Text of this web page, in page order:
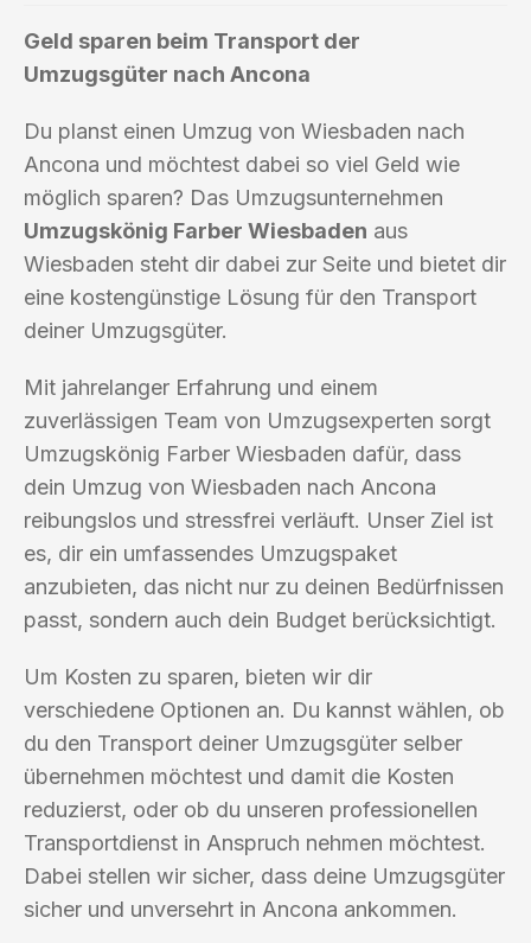
Geld sparen beim Transport der
Umzugsgüter nach Ancona
Du planst einen Umzug von Wiesbaden nach
Ancona und möchtest dabei so viel Geld wie
möglich sparen? Das Umzugsunternehmen
Umzugskönig Farber Wiesbaden aus
Wiesbaden steht dir dabei zur Seite und bietet dir
eine kostengünstige Lösung für den Transport
deiner Umzugsgüter.
Mit jahrelanger Erfahrung und einem
zuverlässigen Team von Umzugsexperten sorgt
Umzugskönig Farber Wiesbaden dafür, dass
dein Umzug von Wiesbaden nach Ancona
reibungslos und stressfrei verläuft. Unser Ziel ist
es, dir ein umfassendes Umzugspaket
anzubieten, das nicht nur zu deinen Bedürfnissen
passt, sondern auch dein Budget berücksichtigt.
Um Kosten zu sparen, bieten wir dir
verschiedene Optionen an. Du kannst wählen, ob
du den Transport deiner Umzugsgüter selber
übernehmen möchtest und damit die Kosten
reduzierst, oder ob du unseren professionellen
Transportdienst in Anspruch nehmen möchtest.
Dabei stellen wir sicher, dass deine Umzugsgüter
sicher und unversehrt in Ancona ankommen.